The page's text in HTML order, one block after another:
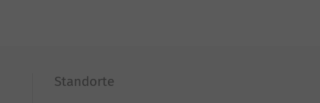
Standorte